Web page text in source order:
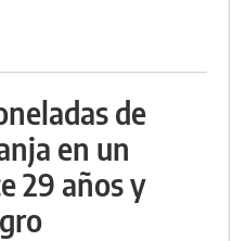
de
en un
29 años y